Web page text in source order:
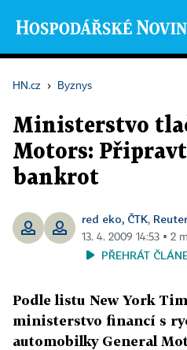
HN.cz › Byznys
Ministerstvo
Motors:
bankrot
red eko, ČTK,
13. 4. 2009 14:53 ▪ 2
PŘEHRÁT
Podle listu New York
ministerstvo financí s
automobilky General